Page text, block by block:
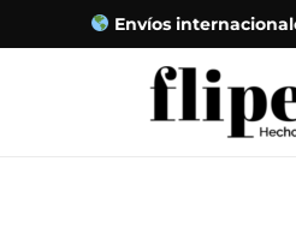
a +90 países